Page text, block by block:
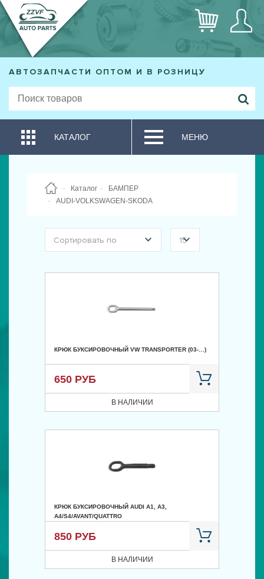
АВТОЗАПЧАСТИ ОПТОМ И В РОЗНИЦУ
КАТАЛОГ МЕНЮ
Каталог
БАМПЕР
AUDI-VOLKSWAGEN-SKODA
Сортировать по 15
КРЮК БУКСИРОВОЧНЫЙ VW TRANSPORTER (03-…)
650 РУБ
В НАЛИЧИИ
КРЮК БУКСИРОВОЧНЫЙ AUDI A1, A3,
A4/S4/AVANT/QUATTRO
850 РУБ
В НАЛИЧИИ